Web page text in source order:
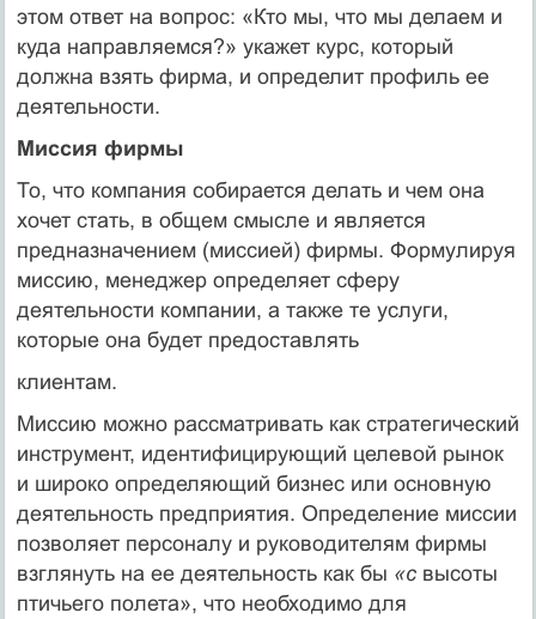
этом ответ на вопрос: «Кто мы, что мы делаем и
куда направляемся?» укажет курс, который
должна взять фирма, и определит профиль ее
деятельности.
Миссия фирмы
То, что компания собирается делать и чем она
хочет стать, в общем смысле и является
предназначением (миссией) фирмы. Формулируя
миссию, менеджер определяет сферу
деятельности компании, а также те услуги,
которые она будет предоставлять
клиентам.
Миссию можно рассматривать как стратегический
инстру­мент, идентифицирующий целевой рынок
и широко опреде­ляющий бизнес или основную
деятельность предприятия. Опре­деление миссии
позволяет персоналу и руководителям фирмы
взглянуть на ее деятельность как бы «с высоты
птичьего поле­та», что необходимо для